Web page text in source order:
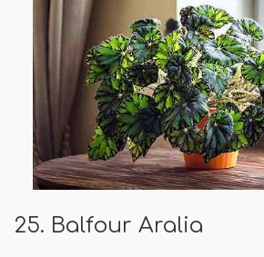
25. Balfour Aralia